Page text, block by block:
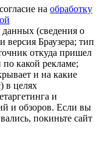
на обработку
данных (сведения о
Браузера; тип
откуда пришел
по какой рекламе;
и на какие
в целях
и
и обзоров. Если вы
покиньте сайт